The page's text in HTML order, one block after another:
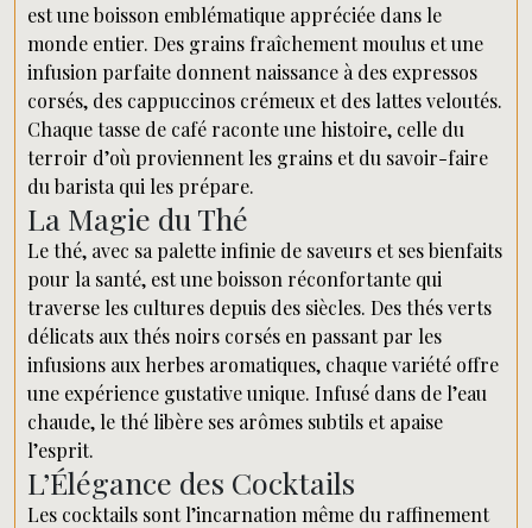
est une boisson emblématique appréciée dans le
monde entier. Des grains fraîchement moulus et une
infusion parfaite donnent naissance à des expressos
corsés, des cappuccinos crémeux et des lattes veloutés.
Chaque tasse de café raconte une histoire, celle du
terroir d’où proviennent les grains et du savoir-faire
du barista qui les prépare.
La Magie du Thé
Le thé, avec sa palette infinie de saveurs et ses bienfaits
pour la santé, est une boisson réconfortante qui
traverse les cultures depuis des siècles. Des thés verts
délicats aux thés noirs corsés en passant par les
infusions aux herbes aromatiques, chaque variété offre
une expérience gustative unique. Infusé dans de l’eau
chaude, le thé libère ses arômes subtils et apaise
l’esprit.
L’Élégance des Cocktails
Les cocktails sont l’incarnation même du raffinement